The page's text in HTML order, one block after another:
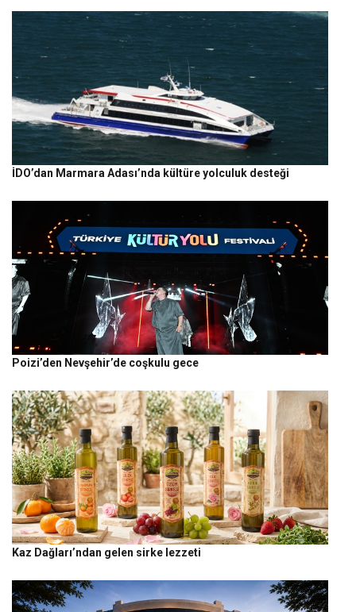
İDO’dan Marmara Adası’nda kültüre yolculuk desteği
Poizi’den Nevşehir’de coşkulu gece
Kaz Dağları’ndan gelen sirke lezzeti